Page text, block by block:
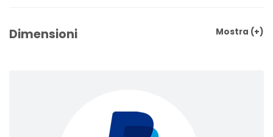
Dimensioni Mostra (+)